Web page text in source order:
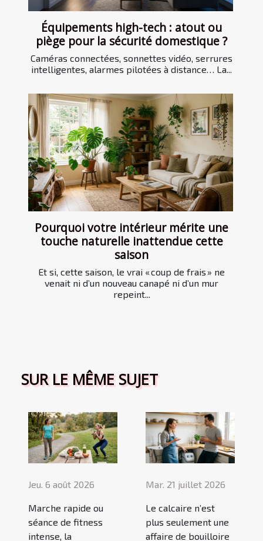
Équipements high-tech : atout ou
piège pour la sécurité domestique ?
Caméras connectées, sonnettes vidéo, serrures
intelligentes, alarmes pilotées à distance… La...
Pourquoi votre intérieur mérite une
touche naturelle inattendue cette
saison
Et si, cette saison, le vrai « coup de frais » ne
venait ni d’un nouveau canapé ni d’un mur
repeint...
SUR LE MÊME SUJET
Jeu. 6 août 2026
Marche rapide ou
séance de fitness
intense, la
Mar. 21 juillet 2026
Le calcaire n’est
plus seulement une
affaire de bouilloire